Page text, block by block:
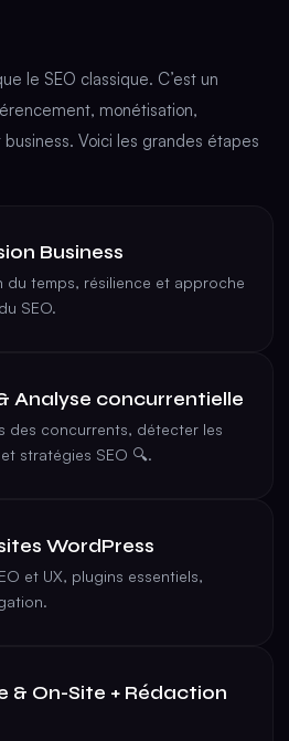
le SEO classique. C’est un
monétisation,
Voici les grandes étapes
Business
du temps, résilience et approche
SEO.
Analyse concurrentielle
des concurrents, détecter les
stratégies SEO 🔍.
WordPress
et UX, plugins essentiels,
& On-Site + Rédaction